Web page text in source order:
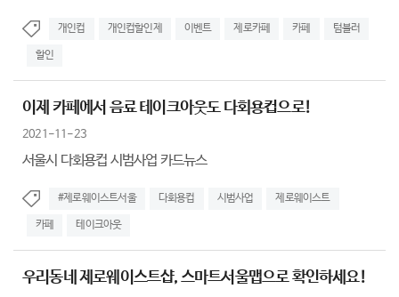
개인컵 개인컵할인제 이벤트 제로카페 카페 텀블러
할인
이제 카페에서 음료 테이크아웃도 다회용컵으로!
2021-11-23
서울시 다회용컵 시범사업 카드뉴스
#제로웨이스트서울 다회용컵 시범사업 제로웨이스트
카페 테이크아웃
우리동네 제로웨이스트샵, 스마트서울맵으로 확인하세요!